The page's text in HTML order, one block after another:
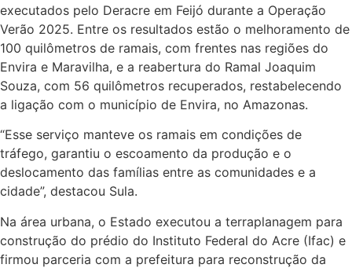
executados pelo Deracre em Feijó durante a Operação
Verão 2025. Entre os resultados estão o melhoramento de
100 quilômetros de ramais, com frentes nas regiões do
Envira e Maravilha, e a reabertura do Ramal Joaquim
Souza, com 56 quilômetros recuperados, restabelecendo
a ligação com o município de Envira, no Amazonas.
“Esse serviço manteve os ramais em condições de
tráfego, garantiu o escoamento da produção e o
deslocamento das famílias entre as comunidades e a
cidade”, destacou Sula.
Na área urbana, o Estado executou a terraplanagem para
construção do prédio do Instituto Federal do Acre (Ifac) e
firmou parceria com a prefeitura para reconstrução da